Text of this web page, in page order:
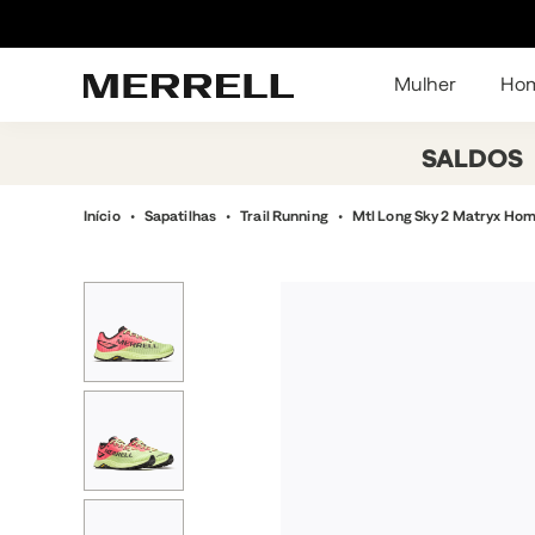
Mulher
SALDOS
Início Sapatilhas Trail Running Mtl Long Sky 2 Matryx